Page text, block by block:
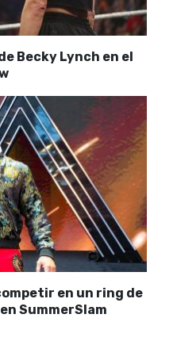
Becky Lynch en el
en un ring de
SummerSlam